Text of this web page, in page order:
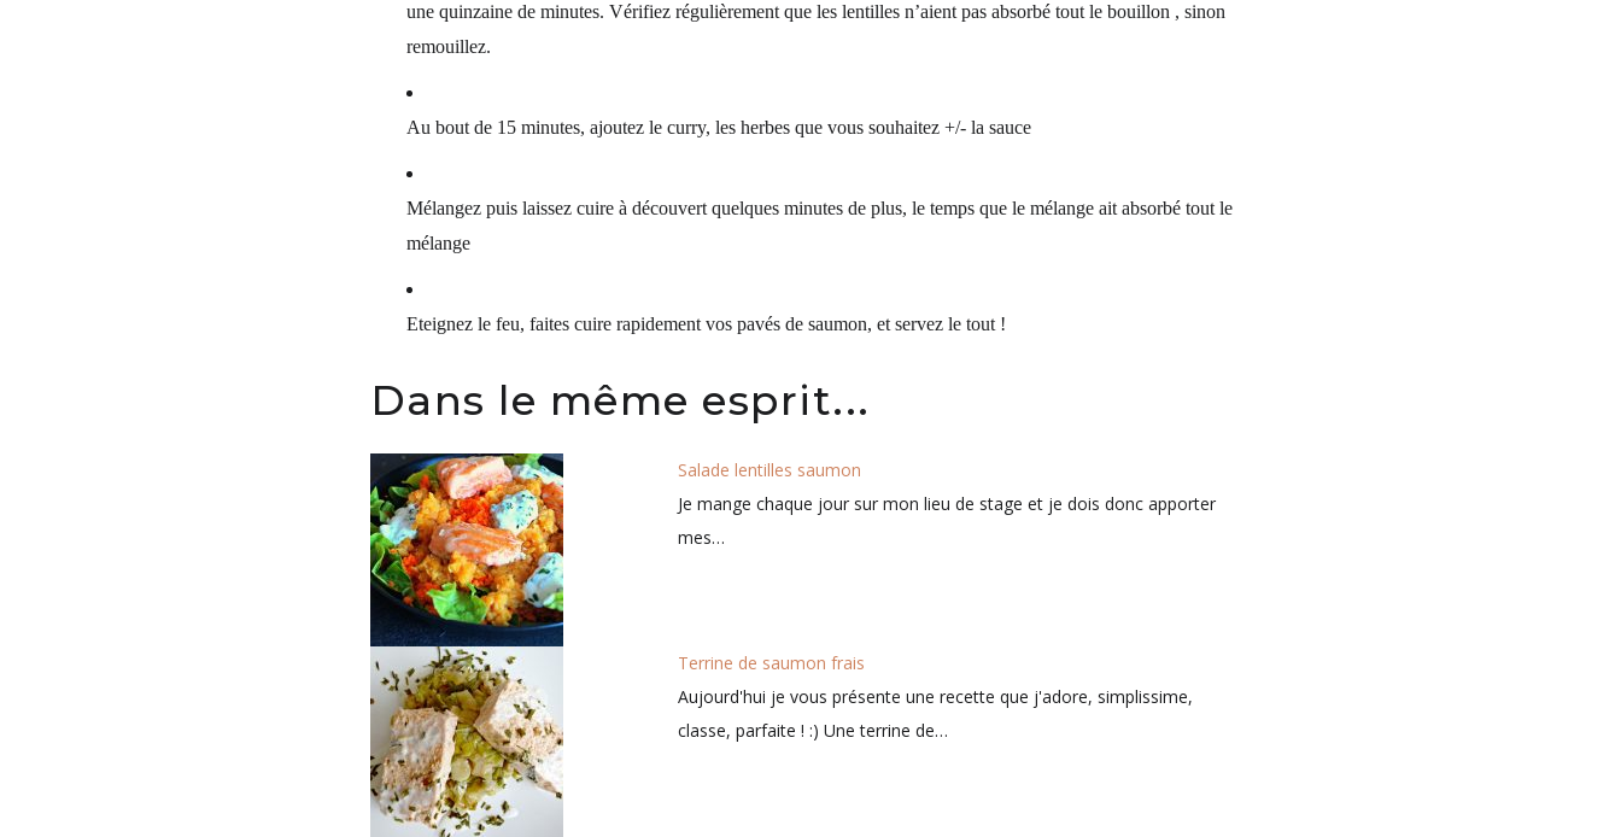
une quinzaine de minutes. Vérifiez régulièrement que les lentilles n’aient pas absorbé tout le bouillon , sinon
remouillez.
Au bout de 15 minutes, ajoutez le curry, les herbes que vous souhaitez +/- la sauce
Mélangez puis laissez cuire à découvert quelques minutes de plus, le temps que le mélange ait absorbé tout le
mélange
Eteignez le feu, faites cuire rapidement vos pavés de saumon, et servez le tout !
Dans le même esprit...
Salade lentilles saumon
Je mange chaque jour sur mon lieu de stage et je dois donc apporter
mes…
Terrine de saumon frais
Aujourd'hui je vous présente une recette que j'adore, simplissime,
classe, parfaite ! :) Une terrine de…